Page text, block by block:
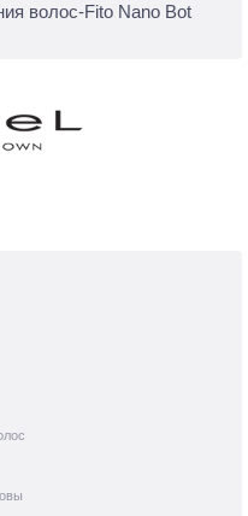
волос-Fito Nano Bot